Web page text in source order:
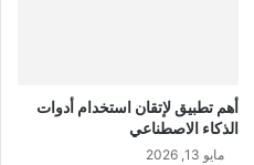
أهم تطبيق لإتقان استخدام أدوات
الذكاء الاصطناعي
مايو 13, 2026